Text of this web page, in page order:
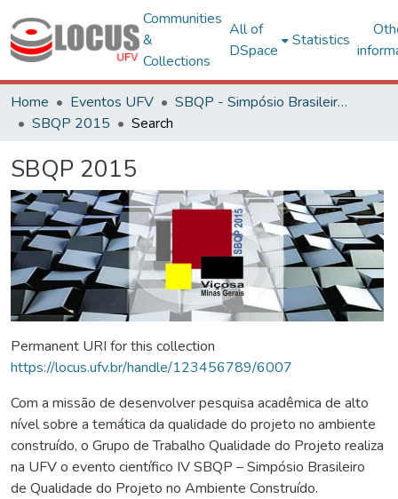
Communities
&
Collections
All of
DSpace
Statistics
Home Eventos UFV
SBQP - Simpósio Brasileiro de Qualidade do Projeto no Ambiente Construído
SBQP 2015
Search
SBQP 2015
Permanent URI for this collection
https://locus.ufv.br/handle/123456789/6007
Com a missão de desenvolver pesquisa acadêmica de alto
nível sobre a temática da qualidade do projeto no ambiente
construído, o Grupo de Trabalho Qualidade do Projeto realiza
na UFV o evento científico IV SBQP – Simpósio Brasileiro
de Qualidade do Projeto no Ambiente Construído.